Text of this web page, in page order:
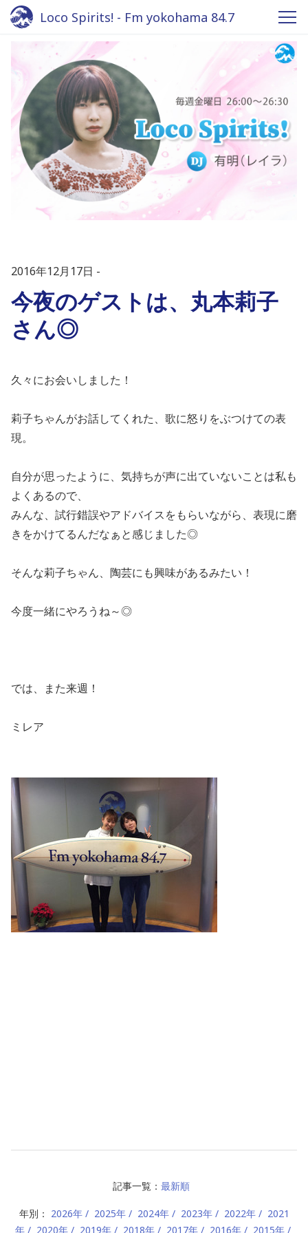
Loco Spirits! - Fm yokohama 84.7
2016年12月17日
今夜のゲストは、丸本莉子
さん◎
久々にお会いしました！
莉子ちゃんがお話してくれた、歌に怒りをぶつけての表
現。
自分が思ったように、気持ちが声に出ていないことは私も
よくあるので、
みんな、試行錯誤やアドバイスをもらいながら、表現に磨
きをかけてるんだなぁと感じました◎
そんな莉子ちゃん、陶芸にも興味があるみたい！
今度一緒にやろうね～◎
では、また来週！
ミレア
記事一覧： 最新順
年別： 2026年 2025年 2024年 2023年 2022年
2021
年
2020年 2019年 2018年 2017年 2016年 2015年